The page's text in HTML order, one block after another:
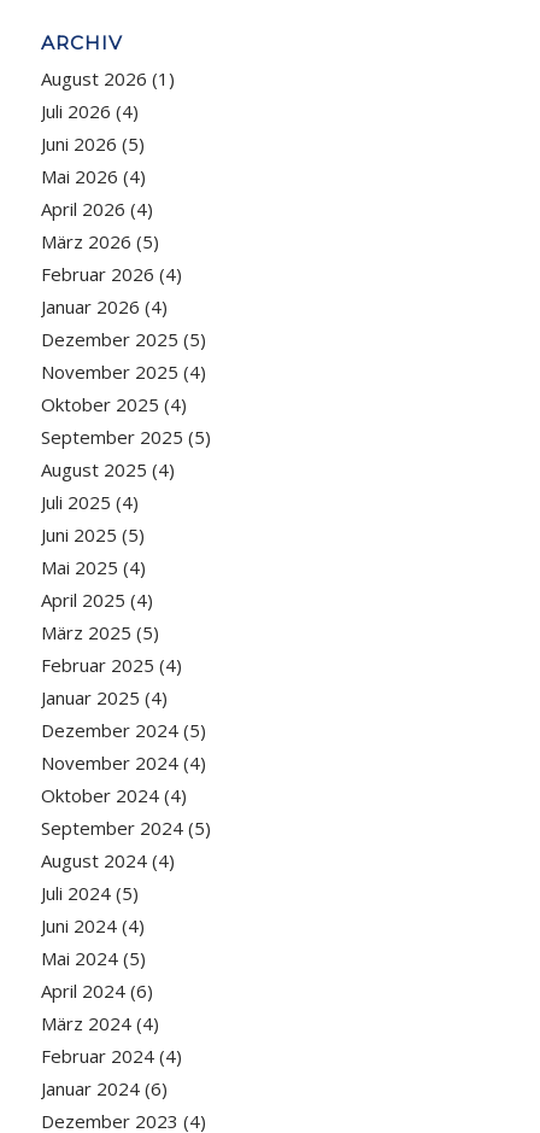
ARCHIV
August 2026 (1)
Juli 2026 (4)
Juni 2026 (5)
Mai 2026 (4)
April 2026 (4)
März 2026 (5)
Februar 2026 (4)
Januar 2026 (4)
Dezember 2025 (5)
November 2025 (4)
Oktober 2025 (4)
September 2025 (5)
August 2025 (4)
Juli 2025 (4)
Juni 2025 (5)
Mai 2025 (4)
April 2025 (4)
März 2025 (5)
Februar 2025 (4)
Januar 2025 (4)
Dezember 2024(5)
November 2024(4)
Oktober 2024(4)
September 2024(5)
August 2024(4)
Juli 2024(5)
Juni 2024(4)
Mai 2024(5)
April 2024(6)
März 2024(4)
Februar 2024(4)
Januar 2024(6)
Dezember 2023 (4)